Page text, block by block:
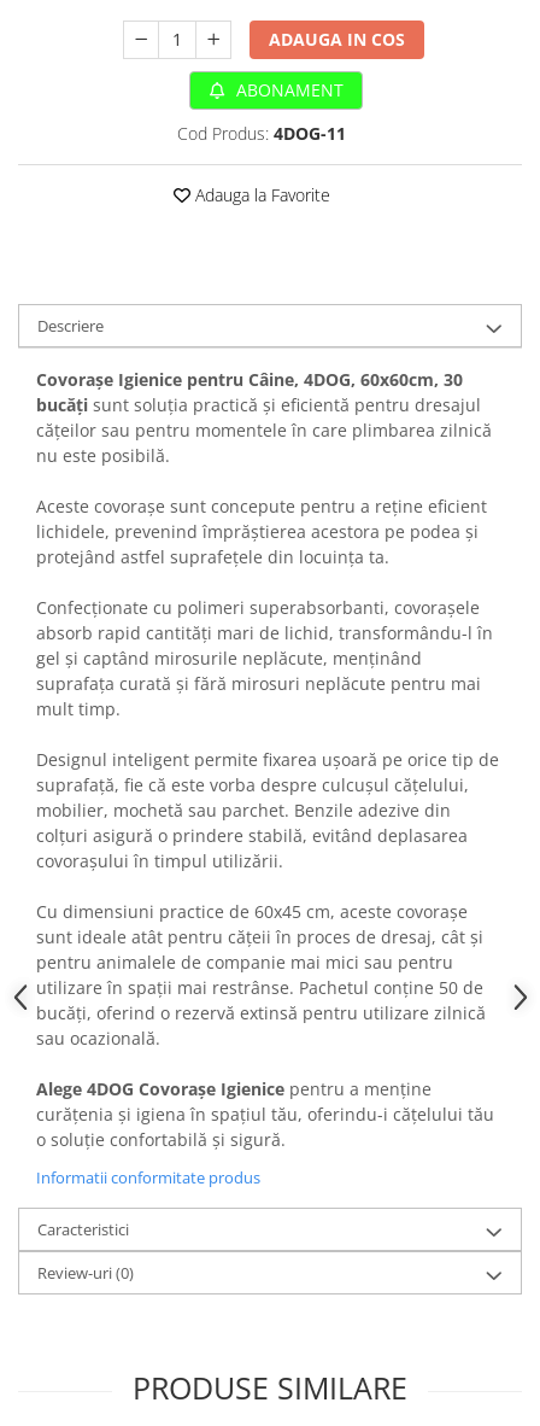
Servetele Umede
Igiena Interior
Perii si descalcitoare caini
Custi transport - Pisici
ADAUGA IN COS
ABONAMENT
Cod Produs: 4DOG-11
Adauga la Favorite
Descriere
Covorașe Igienice pentru Câine, 4DOG, 60x60cm, 30
bucăți sunt soluția practică și eficientă pentru dresajul
cățeilor sau pentru momentele în care plimbarea zilnică
nu este posibilă.
Aceste covorașe sunt concepute pentru a reține eficient
lichidele, prevenind împrăștierea acestora pe podea și
protejând astfel suprafețele din locuința ta.
Confecționate cu polimeri superabsorbanti, covorașele
absorb rapid cantități mari de lichid, transformându-l în
gel și captând mirosurile neplăcute, menținând
suprafața curată și fără mirosuri neplăcute pentru mai
mult timp.
Designul inteligent permite fixarea ușoară pe orice tip de
suprafață, fie că este vorba despre culcușul cățelului,
mobilier, mochetă sau parchet. Benzile adezive din
colțuri asigură o prindere stabilă, evitând deplasarea
covorașului în timpul utilizării.
Cu dimensiuni practice de 60x45 cm, aceste covorașe
sunt ideale atât pentru cățeii în proces de dresaj, cât și
pentru animalele de companie mai mici sau pentru
utilizare în spații mai restrânse. Pachetul conține 50 de
bucăți, oferind o rezervă extinsă pentru utilizare zilnică
sau ocazională.
Alege 4DOG Covorașe Igienice pentru a menține
curățenia și igiena în spațiul tău, oferindu-i cățelului tău
o soluție confortabilă și sigură.
Informatii conformitate produs
Caracteristici
Review-uri(0)
PRODUSE SIMILARE